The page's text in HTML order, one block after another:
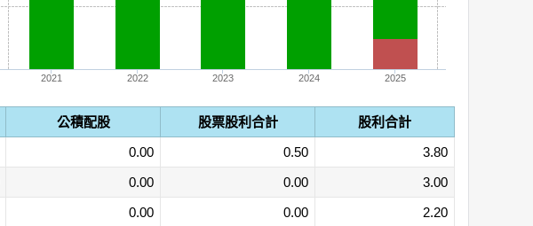
2021 2022 2023 2024 2025
公積配股 股票股利合計
股利合計
0.00 0.50
3.80
0.00 0.00
3.00
0.00 0.00
2.20